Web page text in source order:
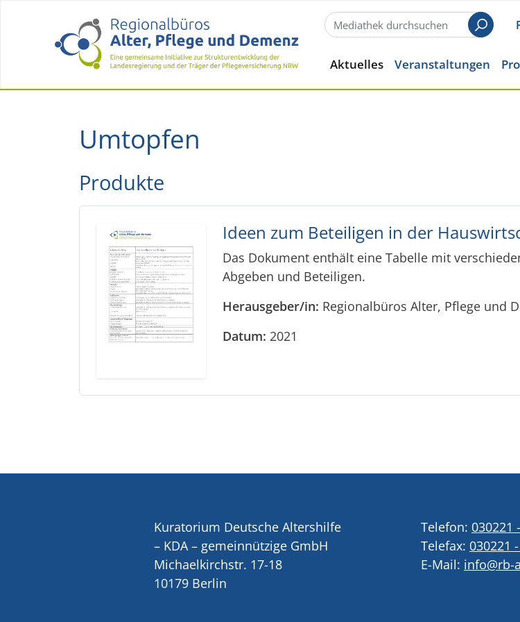
Aktuelles Veranstaltungen
Umtopfen
Produkte
Ideen zum Beteiligen in der
Das Dokument enthält eine Tabelle mit
Abgeben und Beteiligen.
Herausgeber/in: Regionalbüros Alter, Pflege und
Datum: 2021
Kuratorium Deutsche Altershilfe
– KDA – gemeinnützige GmbH
Michaelkirchstr. 17-18
10179 Berlin
Telefon: 030221
Telefax: 030221
E-Mail: info@rb-